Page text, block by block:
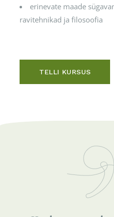
erinevate maade
ravitehnikad ja filosoofia
TELLI KURSUS